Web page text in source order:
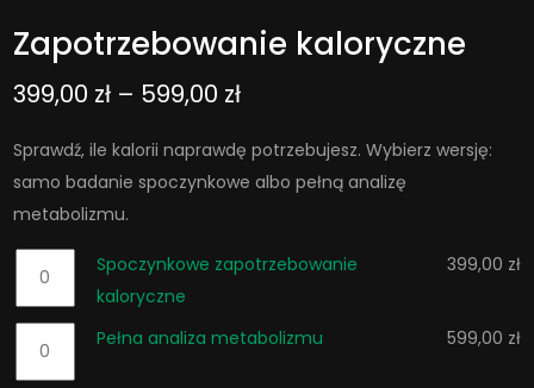
Zapotrzebowanie kaloryczne
399,00 zł – 599,00 złZakres
cen:
od
do
599,00 zł
Sprawdź, ile kalorii naprawdę potrzebujesz. Wybierz wersję:
samo badanie spoczynkowe albo pełną analizę
metabolizmu.
Spoczynkowe
zapotrzebowanie
kaloryczne
Spoczynkowe zapotrzebowanie
kaloryczne
399,00 zł
Pełna analiza metabolizmu 599,00 zł